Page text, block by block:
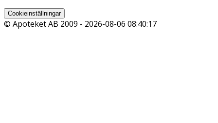
Cookieinställningar
© Apoteket AB 2009 - 2026-08-06 08:40:17